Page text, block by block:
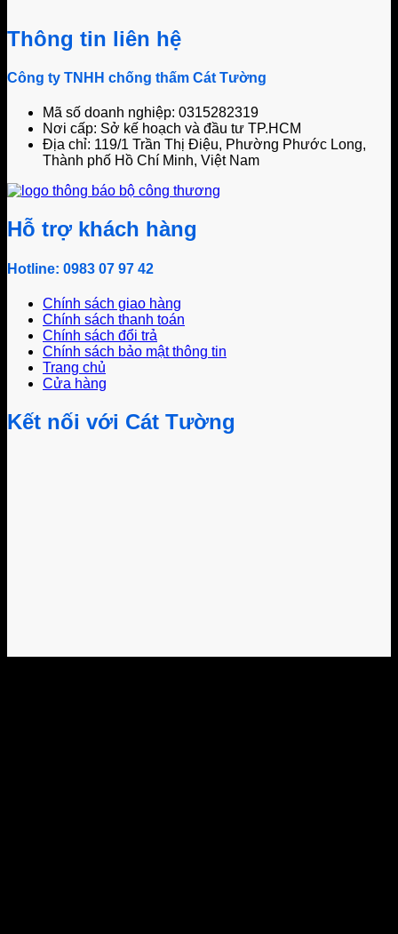
Thông tin liên hệ
Công ty TNHH chống thấm Cát Tường
Mã số doanh nghiệp: 0315282319
Nơi cấp: Sở kế hoạch và đầu tư TP.HCM
Địa chỉ: 119/1 Trần Thị Điệu, Phường Phước Long,
Thành phố Hồ Chí Minh, Việt Nam
Hỗ trợ khách hàng
Hotline: 0983 07 97 42
Chính sách giao hàng
Chính sách thanh toán
Chính sách đổi trả
Chính sách bảo mật thông tin
Trang chủ
Cửa hàng
Kết nối với Cát Tường